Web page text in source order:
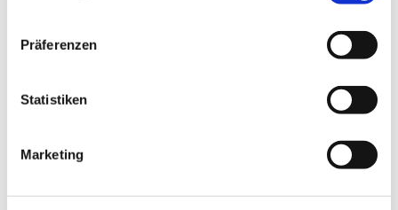
Präferenzen
Statistiken
Marketing